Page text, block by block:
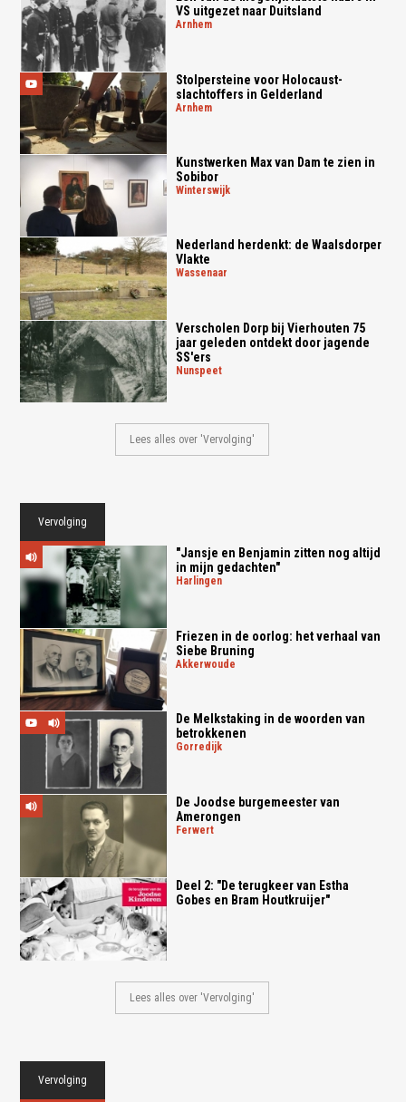
VS uitgezet naar Duitsland
arnhem
Stolpersteine voor Holocaust-
slachtoffers in Gelderland
arnhem
Kunstwerken Max van Dam te zien in
Sobibor
winterswijk
Nederland herdenkt: de Waalsdorper
Vlakte
wassenaar
Verscholen Dorp bij Vierhouten 75
jaar geleden ontdekt door jagende
SS'ers
nunspeet
Lees alles over 'Vervolging'
Vervolging
"Jansje en Benjamin zitten nog altijd
in mijn gedachten"
harlingen
Friezen in de oorlog: het verhaal van
Siebe Bruning
akkerwoude
De Melkstaking in de woorden van
betrokkenen
gorredijk
De Joodse burgemeester van
Amerongen
ferwert
Deel 2: "De terugkeer van Estha
Gobes en Bram Houtkruijer"
Lees alles over 'Vervolging'
Vervolging